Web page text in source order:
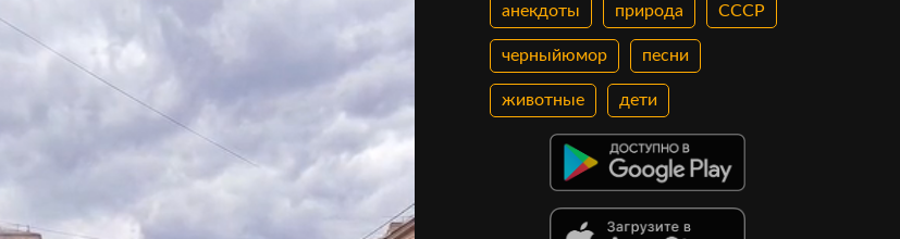
анекдоты природа СССР
черныйюмор песни
животные дети